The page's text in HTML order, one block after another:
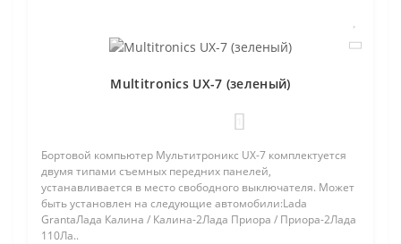
Multitronics UX-7 (зеленый)
Бортовой компьютер Мультитроникс UX-7 комплектуется
двумя типами съемных передних панелей,
устанавливается в место свободного выключателя. Может
быть установлен на следующие автомобили:Lada
GrantaЛада Калина / Калина-2Лада Приора / Приора-2Лада
110Ла..